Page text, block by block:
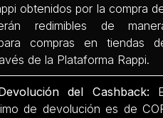
obtenidos por la compra
redimibles de
compras en tiendas
de la Plataforma Rappi.
del Cashback:
de devolución es de